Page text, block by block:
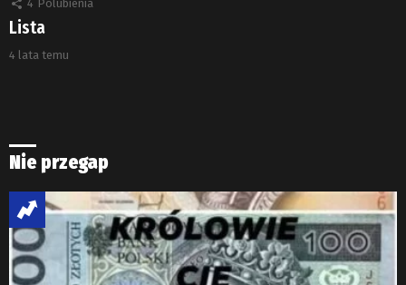
4 Polubienia
Lista
4 lata temu
Nie przegap